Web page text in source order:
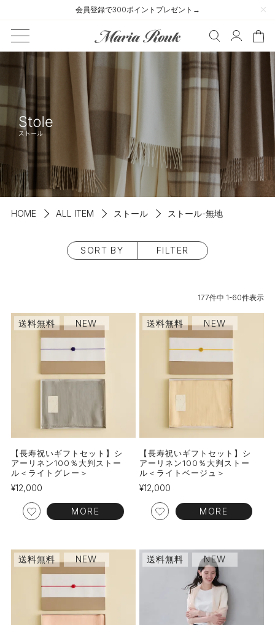
会員登録で300ポイントプレゼント→
HOME ALL ITEM ストール ストール-無地
SORT BY FILTER
177件中 1-60件表示
送料無料 NEW
【長寿祝いギフトセット】シ
アーリネン100％大判ストー
ル＜ライトグレー＞
¥12,000
MORE
送料無料 NEW
【長寿祝いギフトセット】シ
アーリネン100％大判ストー
ル＜ライトベージュ＞
¥12,000
MORE
送料無料 NEW 送料無料 NEW